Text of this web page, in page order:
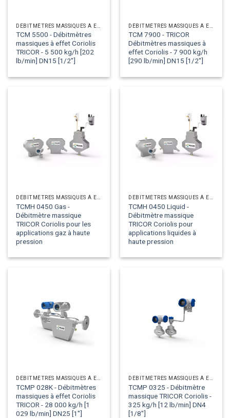
TCM 5500 - Débitmètres
massiques à effet Coriolis
TRICOR - 5 500 kg/h [202
lb/min] DN15 [1/2"]
TCM 7900 - TRICOR
Débitmètres massiques à
effet Coriolis - 7 900 kg/h
[290 lb/min] DN15 [1/2"]
DÉBITMÈTRES MASSIQUES À EFFET CORIOLIS
TCMH 0450 Gas -
Débitmètre massique
TRICOR Coriolis pour les
applications gaz à haute
pression
DÉBITMÈTRES MASSIQUES À EFFET CORIOLIS
TCMH 0450 Liquid -
Débitmètre massique
TRICOR Coriolis pour
applications liquides à
haute pression
TCMP 028K - Débitmètres
massiques à effet Coriolis
TRICOR - 28 000 kg/h [1
029 lb/min] DN25 [1"]
TCMP 0325 - Débitmètre
massique TRICOR Coriolis -
325 kg/h [12 lb/min] DN4
[1/8"]